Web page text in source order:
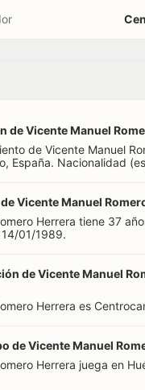
de Vicente Manuel
de Vicente Manuel
España. Nacionalidad
Vicente Manuel
Herrera tiene 37
01/1989.
de Vicente Manuel
Herrera es
de Vicente Manuel
Herrera juega en